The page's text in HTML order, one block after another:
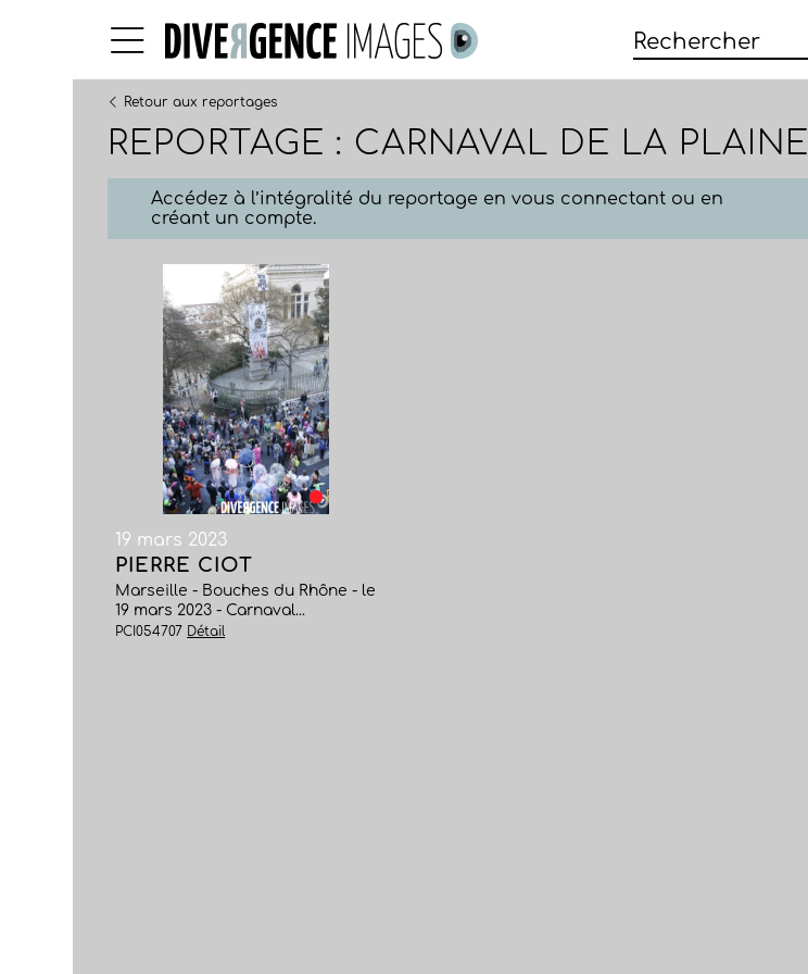
Retour aux reportages
REPORTAGE : CARNAVAL DE LA PLAINE
Accédez à l’intégralité du reportage en vous connectant ou en
créant un compte.
19 mars 2023
PIERRE CIOT
Marseille - Bouches du Rhône - le
19 mars 2023 - Carnaval...
PCI054707 Détail